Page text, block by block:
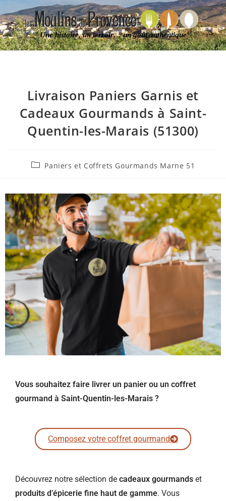
Une histoire, un terroir… un goût authentique
Livraison Paniers Garnis et
Cadeaux Gourmands à Saint-
Quentin-les-Marais (51300)
Paniers et Coffrets Gourmands Marne 51
Vous souhaitez faire livrer un panier ou un coffret
gourmand à Saint-Quentin-les-Marais ?
Composez votre coffret gourmand
Découvrez notre sélection de cadeaux gourmands et
produits d’épicerie fine haut de gamme. Vous